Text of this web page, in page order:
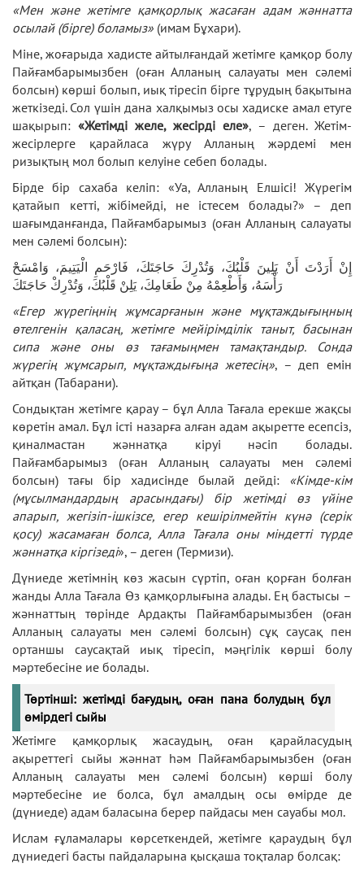
«Мен және жетімге қамқорлық жасаған адам жәннатта
осылай (бірге) боламыз» (имам Бұхари).
Міне, жоғарыда хадисте айтылғандай жетімге қамқор болу
Пайғамбарымызбен (оған Алланың салауаты мен сәлемі
болсын) көрші болып, иық тіресіп бірге тұрудың бақытына
жеткізеді. Сол үшін дана халқымыз осы хадиске амал етуге
шақырып: «Жетімді желе, жесірді еле», – деген. Жетім-
жесірлерге қарайласа жүру Алланың жәрдемі мен
ризықтың мол болып келуіне себеп болады.
Бірде бір сахаба келіп: «Уа, Алланың Елшісі! Жүрегім
қатайып кетті, жібімейді, не істесем болады?» – деп
шағымданғанда, Пайғамбарымыз (оған Алланың салауаты
мен сәлемі болсын):
إِنْ أَرَدْتَ أَنْ يَلِينَ قَلْبُكَ، وَتُدْرِكَ حَاجَتَكَ، فَارْحَمِ الْيَتِيمَ، وَامْسَحْ
رَأْسَهُ، وَأَطْعِمْهُ مِنْ طَعَامِكَ، يَلِنْ قَلْبُكَ، وَتُدْرِكْ حَاجَتَكَ
«Егер жүрегіңнің жұмсарғанын және мұқтаждығыңның
өтелгенін қаласаң, жетімге мейірімділік таныт, басынан
сипа және оны өз тағамыңмен тамақтандыр. Сонда
жүрегің жұмсарып, мұқтаждығыңа жетесің», – деп емін
айтқан (Табарани).
Сондықтан жетімге қарау – бұл Алла Тағала ерекше жақсы
көретін амал. Бұл істі назарға алған адам ақыретте есепсіз,
қиналмастан жәннатқа кіруі нәсіп болады.
Пайғамбарымыз (оған Алланың салауаты мен сәлемі
болсын) тағы бір хадисінде былай дейді: «Кімде-кім
(мұсылмандардың арасындағы) бір жетімді өз үйіне
апарып, жегізіп-ішкізсе, егер кешірілмейтін күнә (серік
қосу) жасамаған болса, Алла Тағала оны міндетті түрде
жәннатқа кіргізеді», – деген (Термизи).
Дүниеде жетімнің көз жасын сүртіп, оған қорған болған
жанды Алла Тағала Өз қамқорлығына алады. Ең бастысы –
жәннаттың төрінде Ардақты Пайғамбарымызбен (оған
Алланың салауаты мен сәлемі болсын) сұқ саусақ пен
ортаншы саусақтай иық тіресіп, мәңгілік көрші болу
мәртебесіне ие болады.
Төртінші: жетімді бағудың, оған пана болудың бұл
өмірдегі сыйы
Жетімге қамқорлық жасаудың, оған қарайласудың
ақыреттегі сыйы жәннат һәм Пайғамбарымызбен (оған
Алланың салауаты мен сәлемі болсын) көрші болу
мәртебесіне ие болса, бұл амалдың осы өмірде де
(дүниеде) адам баласына берер пайдасы мен сауабы мол.
Ислам ғұламалары көрсеткендей, жетімге қараудың бұл
дүниедегі басты пайдаларына қысқаша тоқталар болсақ: